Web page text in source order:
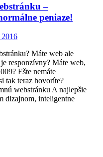
–
peniaze!
2016
Máte web ale
responzívny? Máte web,
Ešte nemáte
tak teraz hovoríte?
webstránku A najlepšie
dizajnom, inteligentne